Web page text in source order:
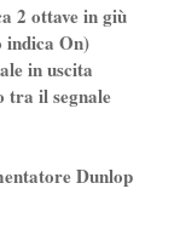
2 ottave in giù
indica On)
in uscita
tra il segnale
Dunlop